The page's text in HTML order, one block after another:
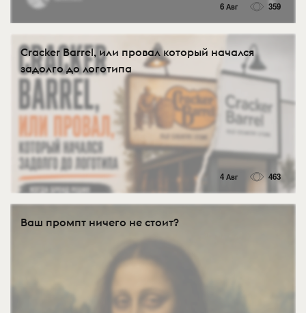
6 Авг 359
Cracker Barrel, или провал который начался
задолго до логотипа
4 Авг 463
Ваш промпт ничего не стоит?